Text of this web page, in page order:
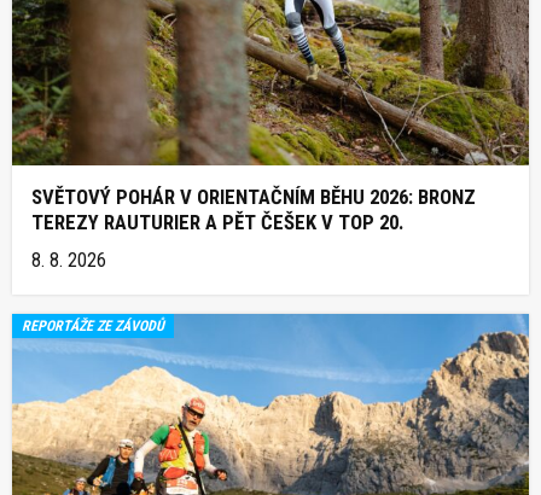
SVĚTOVÝ POHÁR V ORIENTAČNÍM BĚHU 2026: BRONZ
TEREZY RAUTURIER A PĚT ČEŠEK V TOP 20.
8. 8. 2026
REPORTÁŽE ZE ZÁVODŮ